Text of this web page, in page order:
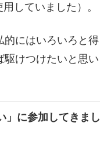
していました）。
にはいろいろと
けつけたいと思
」に参加してきまし